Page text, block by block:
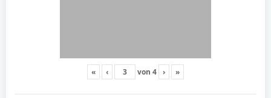
« ‹ von 4 › »